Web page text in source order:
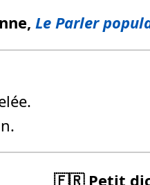
Le Parler
🇫🇷 Petit